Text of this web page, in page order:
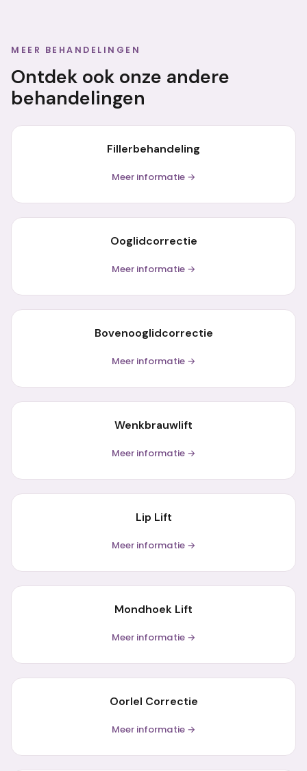
MEER BEHANDELINGEN
Ontdek ook onze andere
behandelingen
Fillerbehandeling
Meer informatie →
Ooglidcorrectie
Meer informatie →
Bovenooglidcorrectie
Meer informatie →
Wenkbrauwlift
Meer informatie →
Lip Lift
Meer informatie →
Mondhoek Lift
Meer informatie →
Oorlel Correctie
Meer informatie →